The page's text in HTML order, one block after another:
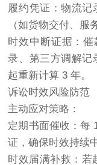
履约凭证：物流记
（如货物交付、服
时效中断证据：
录、第三方调解记
起重新计算 3 年。
诉讼时效风险防范
主动应对策略：
定期书面催收：每
证，确保时效持续
时效届满补救：若